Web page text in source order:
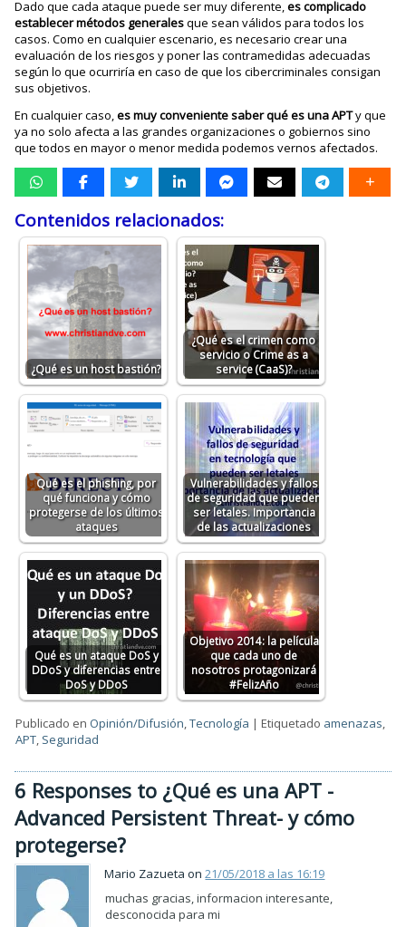
Dado que cada ataque puede ser muy diferente,es complicado
establecer métodos generalesque sean válidos para todos los
casos. Como en cualquier escenario, es necesario crear una
evaluación de los riesgos y poner las contramedidas adecuadas
según lo que ocurriría en caso de que los cibercriminales consigan
sus objetivos.
En cualquier caso,es muy conveniente saber qué es una APTy que
ya no solo afecta a las grandes organizaciones o gobiernos sino
que todos en mayor o menor medida podemos vernos afectados.
Contenidos relacionados:
¿Qué es un host bastión?
¿Qué es el crimen como
servicio o Crime as a
service (CaaS)?
Qué es el phishing, por
qué funciona y cómo
protegerse de los últimos
ataques
Vulnerabilidades y fallos
de seguridad que pueden
ser letales. Importancia
de las actualizaciones
Qué es un ataque DoS y
DDoS y diferencias entre
DoS y DDoS
Objetivo 2014: la película
que cada uno de
nosotros protagonizará
#FelizAño
Publicado en Opinión/Difusión,Tecnología |Etiquetado amenazas,
APT, Seguridad
6 Responses to ¿Qué es una APT -
Advanced Persistent Threat- y cómo
protegerse?
Mario Zazueta on21/05/2018 a las 16:19
muchas gracias, informacion interesante,
desconocida para mi